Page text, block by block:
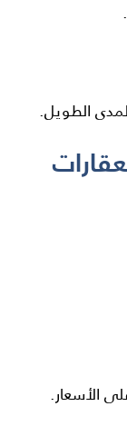
الطويل.
الأسعار.